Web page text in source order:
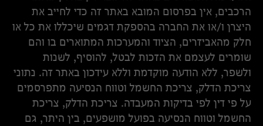
הרכבים, אין בפרסום המובא באתר זה כדי לחייב את
היצרן ו/או את החברה בהספקת דגמים שיכללו את כל או
חלק מהאביזרים, הציוד והמערכות המתוארים בו והם
שומרים לעצמם את הזכות לבטל, להוסיף, לשנות
ולשפר, ללא הודעה מוקדמת וללא עידכון באתר זה. נתוני
צריכת הדלק, צריכת החשמל וטווח הנסיעה מתפרסמים
על פי דין לפי בדיקות המעבדה. צריכת הדלק, צריכת
החשמל וטווח הנסיעה בפועל מושפעים, בין היתר, גם